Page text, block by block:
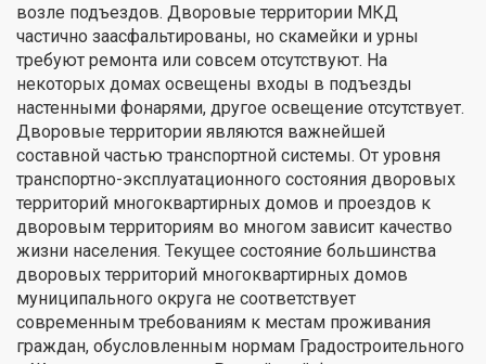
возле подъездов. Дворовые территории МКД
частично заасфальтированы, но скамейки и урны
требуют ремонта или совсем отсутствуют. На
некоторых домах освещены входы в подъезды
настенными фонарями, другое освещение отсутствует.
Дворовые территории являются важнейшей
составной частью транспортной системы. От уровня
транспортно-эксплуатационного состояния дворовых
территорий многоквартирных домов и проездов к
дворовым территориям во многом зависит качество
жизни населения. Текущее состояние большинства
дворовых территорий многоквартирных домов
муниципального округа не соответствует
современным требованиям к местам проживания
граждан, обусловленным нормам Градостроительного